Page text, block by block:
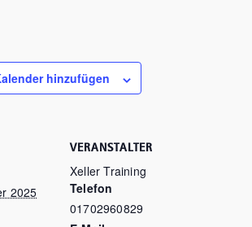
hinzufügen
2025
VERANSTALTER
Xeller Training
Telefon
01702960829